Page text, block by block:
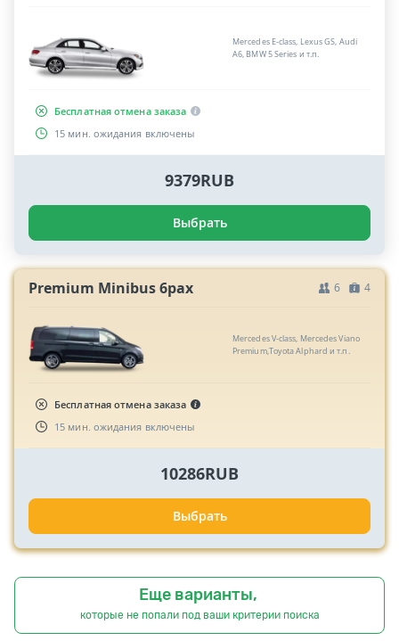
Mercedes E-class, Lexus GS, Audi
A6, BMW 5 Series и т.п.
Бесплатная отмена заказа
15 мин. ожидания включены
9379RUB
Выбрать
Premium Minibus 6pax 6 4
Mercedes V-class, Mercedes Viano
Premium,Toyota Alphard и т.п.
Бесплатная отмена заказа
15 мин. ожидания включены
10286RUB
Выбрать
Еще варианты,
которые не попали под ваши критерии поиска